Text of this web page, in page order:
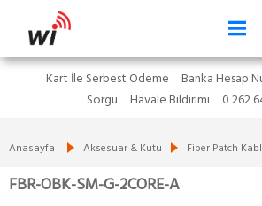
Kart İle Serbest Ödeme Banka Hesap
Sorgu
Havale Bildirimi 0 262
Anasayfa Aksesuar & Kutu Fiber Patch
FBR-OBK-SM-G-2CORE-A